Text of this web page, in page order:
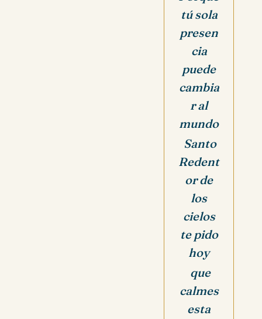
tú sola
presen
cia
puede
cambia
r al
mundo
Santo
Redent
or de
los
cielos
te pido
hoy
que
calmes
esta